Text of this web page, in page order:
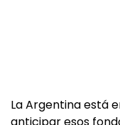
La Argentina está